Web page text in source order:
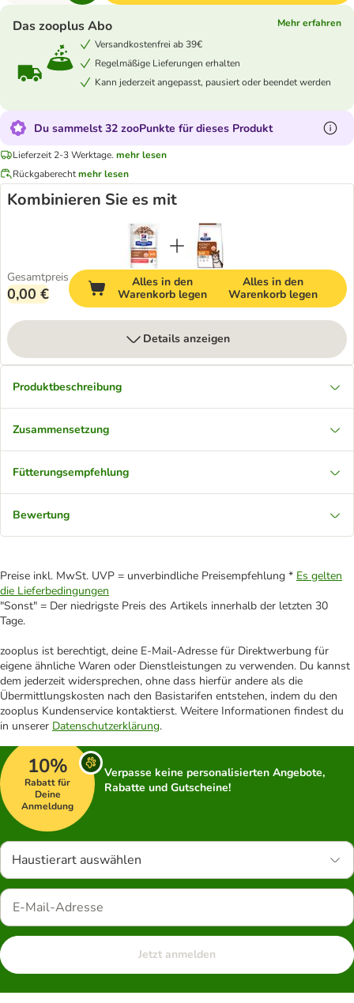
Das zooplus Abo
Mehr erfahren
Versandkostenfrei ab 39€
Regelmäßige Lieferungen erhalten
Kann jederzeit angepasst, pausiert oder beendet werden
Du sammelst 32 zooPunkte für dieses Produkt
Lieferzeit 2-3 Werktage. mehr lesen
Rückgaberechtmehr lesen
Kombinieren Sie es mit
Gesamtpreis
0,00 €
Alles in den
Warenkorb legen
Alles in den
Warenkorb legen
Details anzeigen
Produktbeschreibung
Zusammensetzung
Fütterungsempfehlung
Bewertung
Preise inkl. MwSt. UVP = unverbindliche Preisempfehlung * Es gelten
die Lieferbedingungen
"Sonst" = Der niedrigste Preis des Artikels innerhalb der letzten 30
Tage.
zooplus ist berechtigt, deine E-Mail-Adresse für Direktwerbung für
eigene ähnliche Waren oder Dienstleistungen zu verwenden. Du kannst
dem jederzeit widersprechen, ohne dass hierfür andere als die
Übermittlungskosten nach den Basistarifen entstehen, indem du den
zooplus Kundenservice kontaktierst. Weitere Informationen findest du
in unserer Datenschutzerklärung.
10%
Rabatt für
Deine
Anmeldung
Verpasse keine personalisierten Angebote,
Rabatte und Gutscheine!
Haustierart auswählen
Jetzt anmelden